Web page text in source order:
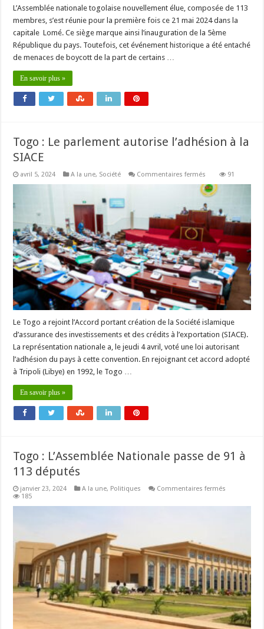
L’Assemblée nationale togolaise nouvellement élue, composée de 113
membres, s’est réunie pour la première fois ce 21 mai 2024 dans la
capitale Lomé. Ce siège marque ainsi l’inauguration de la 5ème
République du pays. Toutefois, cet événement historique a été entaché
de menaces de boycott de la part de certains …
En savoir plus »
Togo : Le parlement autorise l’adhésion à la
SIACE
avril 5, 2024 A la une, Société Commentaires fermés
:
Le
parlement
autorise
l’adhésion
à
la
SIACE
91
Le Togo a rejoint l’Accord portant création de la Société islamique
d’assurance des investissements et des crédits à l’exportation (SIACE).
La représentation nationale a, le jeudi 4 avril, voté une loi autorisant
l’adhésion du pays à cette convention. En rejoignant cet accord adopté
à Tripoli (Libye) en 1992, le Togo …
En savoir plus »
Togo : L’Assemblée Nationale passe de 91 à
113 députés
janvier 23, 2024 A la une, Politiques Commentaires fermés
à
113
députés
185